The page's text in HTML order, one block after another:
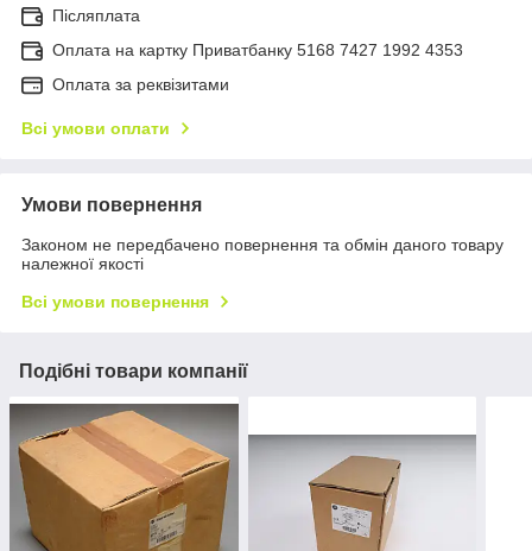
Післяплата
Оплата на картку Приватбанку 5168 7427 1992 4353
Оплата за реквізитами
Всі умови оплати
Умови повернення
Законом не передбачено повернення та обмін даного товару
належної якості
Всі умови повернення
Подібні товари компанії